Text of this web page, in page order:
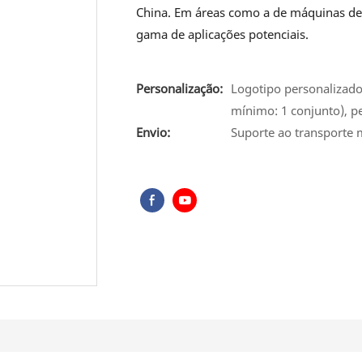
China. Em áreas como a de máquinas
gama de aplicações potenciais.
Personalização: Logotipo
mínimo: 1 conjunto),
Envio:
Suporte ao transporte